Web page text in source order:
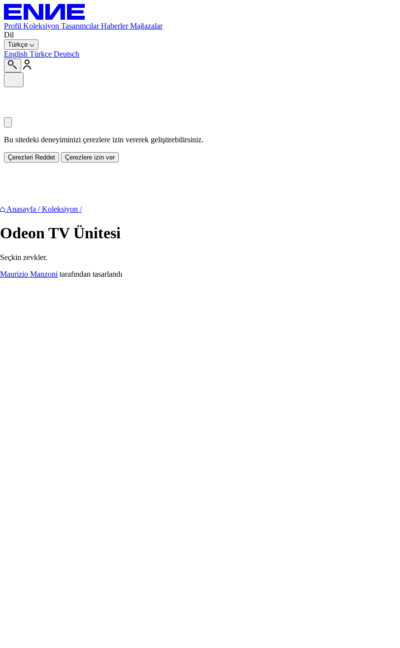
Profil Koleksiyon Tasarımcılar Haberler Mağazalar
Dil
Türkçe
English Türkçe Deutsch
Anasayfa / Koleksiyon /
OdeonTV Ünitesi
Seçkin zevkler.
Maurizio Manzoni tarafından tasarlandı
Bu sitedeki deneyiminizi çerezlere izin vererek geliştirebilirsiniz.
Çerezleri Reddet Çerezlere izin ver
Facebook Twitter Pinterest
İndirilenler